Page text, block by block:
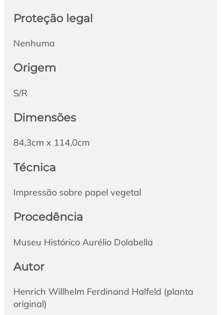
Proteção legal
Nenhuma
Origem
S/R
Dimensões
84,3cm x 114,0cm
Técnica
Impressão sobre papel vegetal
Procedência
Museu Histórico Aurélio Dolabella
Autor
Henrich Willhelm Ferdinand Halfeld (planta
original)